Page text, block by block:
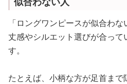
「ロングワンピースが似合わな
丈感やシルエット選びが合っ
す。
たとえば、小柄な方が足首ま